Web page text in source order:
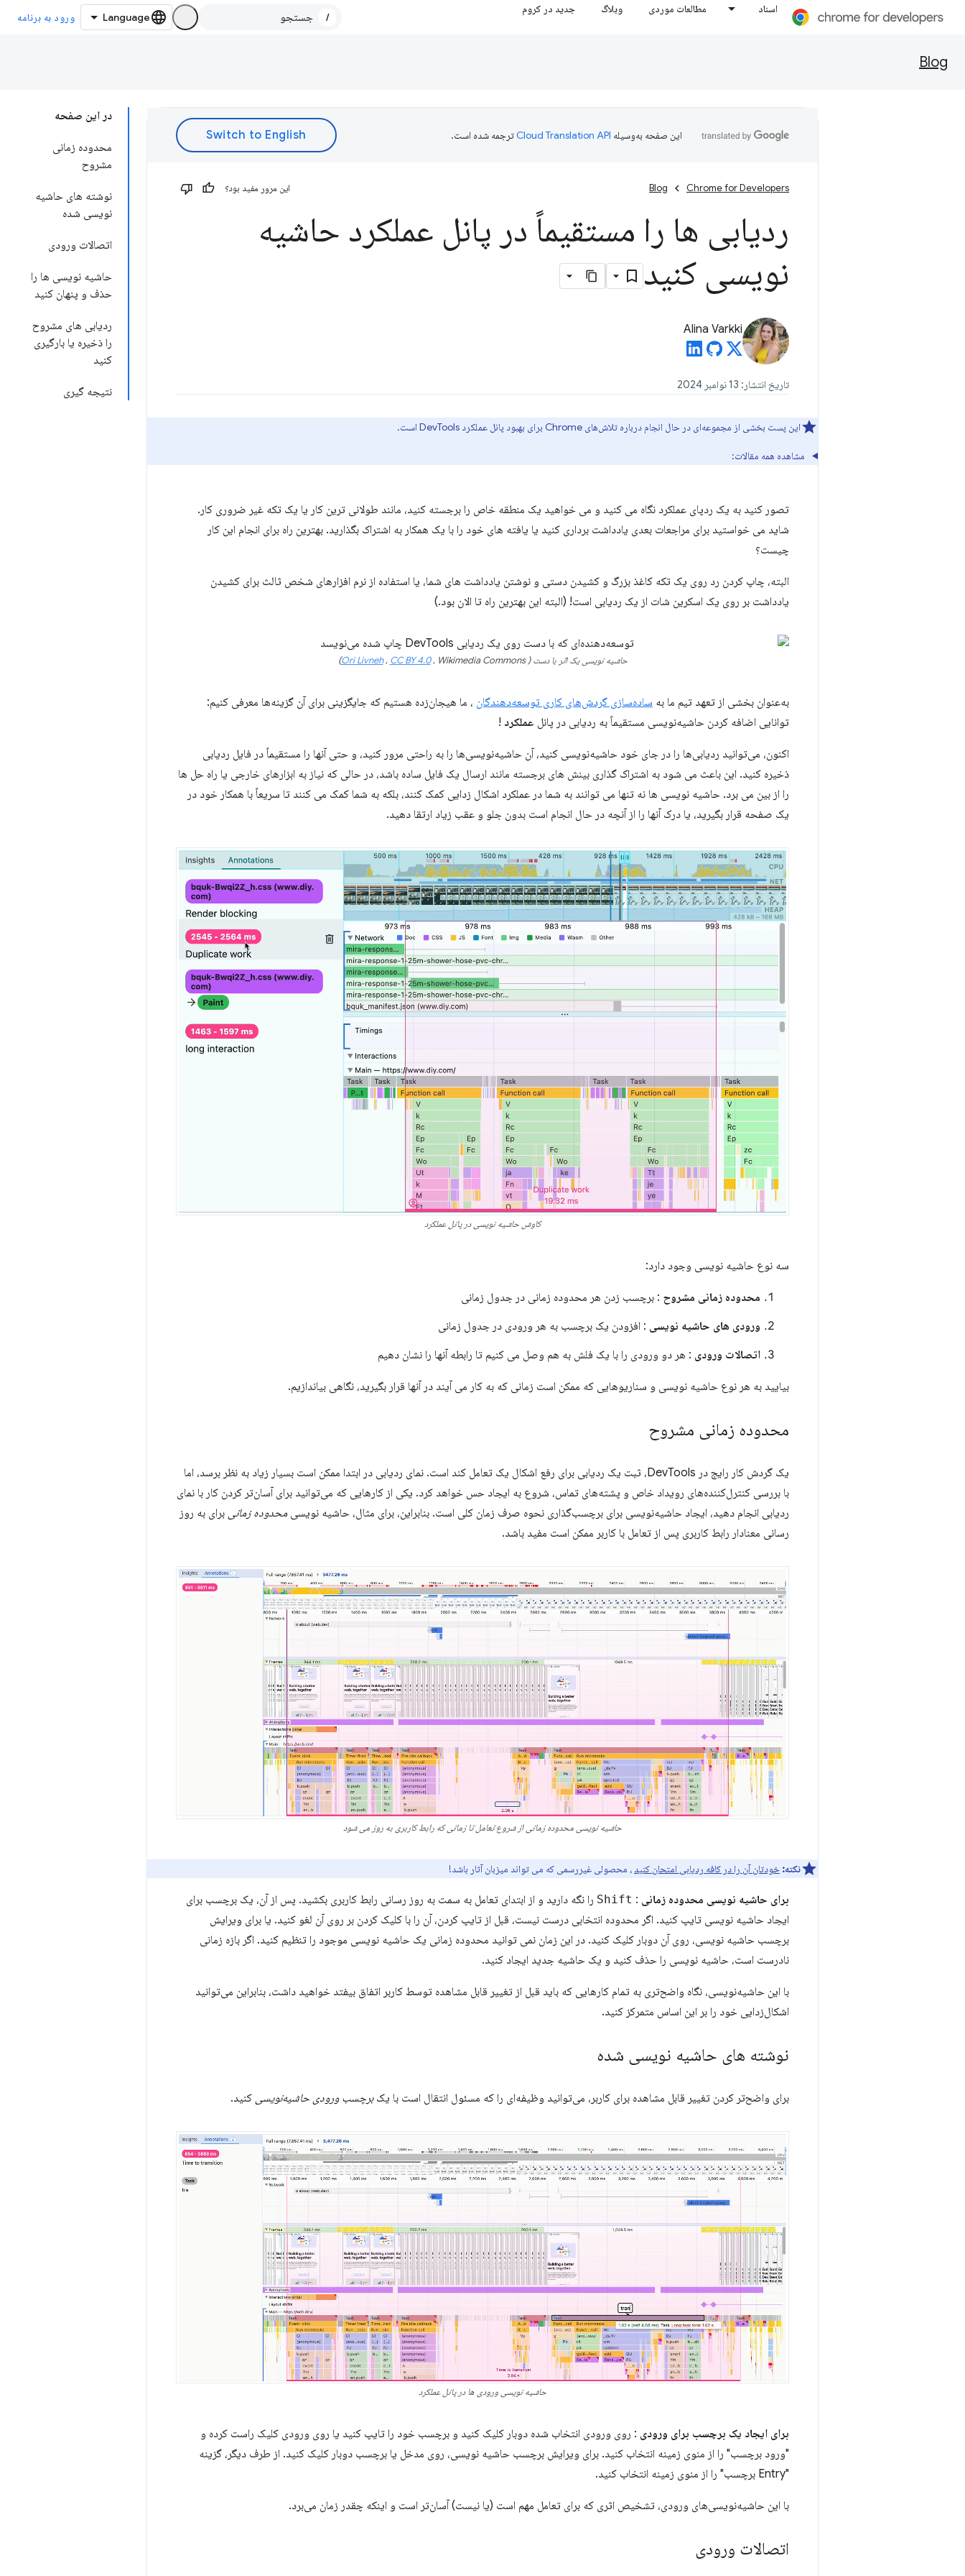
اسناد مطالعات موردی وبلاگ جدید در کروم
/ ورود به برنامه
Blog
در این صفحه
محدوده زمانی
مشروح
نوشته های حاشیه
نویسی شده
اتصالات ورودی
حاشیه نویسی ها را
حذف و پنهان کنید
ردیابی های مشروح
را ذخیره یا بارگیری
کنید
نتیجه گیری
این صفحه به‌وسیله ترجمه شده است.
Chrome for Developers
Blog این مرور مفید بود؟
ردیابی ها را مستقیماً در پانل عملکرد حاشیه
نویسی کنید
Alina Varkki
تاریخ انتشار: 13 نوامبر 2024
این پست بخشی از مجموعه‌ای در حال انجام درباره تلاش‌های Chrome برای بهبود پانل عملکرد DevTools است.
مشاهده همه مقالات:
تصور کنید به یک ردپای عملکرد نگاه می کنید و می خواهید یک منطقه خاص را برجسته کنید، مانند طولانی ترین کار یا یک تکه غیر ضروری کار.
شاید می خواستید برای مراجعات بعدی یادداشت برداری کنید یا یافته های خود را با یک همکار به اشتراک بگذارید. بهترین راه برای انجام این کار
چیست؟
البته، چاپ کردن رد روی یک تکه کاغذ بزرگ و کشیدن دستی و نوشتن یادداشت های شما، یا استفاده از نرم افزارهای شخص ثالث برای کشیدن
یادداشت بر روی یک اسکرین شات از یک ردیابی است! (البته این بهترین راه تا الان بود.)
حاشیه نویسی یک اثر با دست ( Ori Livneh، CC BY 4.0، Wikimedia Commons)
به‌عنوان بخشی از تعهد تیم ما به ساده‌سازی گردش‌های کاری توسعه‌دهندگان ، ما هیجان‌زده هستیم که جایگزینی برای آن گزینه‌ها معرفی کنیم:
توانایی اضافه کردن حاشیه‌نویسی مستقیماً به ردیابی در پانل عملکرد !
اکنون، می‌توانید ردیابی‌ها را در جای خود حاشیه‌نویسی کنید، آن حاشیه‌نویسی‌ها را به راحتی مرور کنید، و حتی آنها را مستقیماً در فایل ردیابی
ذخیره کنید. این باعث می شود به اشتراک گذاری بینش های برجسته مانند ارسال یک فایل ساده باشد، در حالی که نیاز به ابزارهای خارجی یا راه حل ها
را از بین می برد. حاشیه نویسی ها نه تنها می توانند به شما در عملکرد اشکال زدایی کمک کنند، بلکه به شما کمک می کنند تا سریعاً با همکار خود در
یک صفحه قرار بگیرید، یا درک آنها را از آنچه در حال انجام است بدون جلو و عقب زیاد ارتقا دهید.
کاوش حاشیه نویسی در پانل عملکرد
سه نوع حاشیه نویسی وجود دارد:
محدوده زمانی مشروح : برچسب زدن هر محدوده زمانی در جدول زمانی
ورودی های حاشیه نویسی : افزودن یک برچسب به هر ورودی در جدول زمانی
اتصالات ورودی : هر دو ورودی را با یک فلش به هم وصل می کنیم تا رابطه آنها را نشان دهیم
بیایید به هر نوع حاشیه نویسی و سناریوهایی که ممکن است زمانی که به کار می آیند در آنها قرار بگیرید، نگاهی بیاندازیم.
محدوده زمانی مشروح
یک گردش کار رایج در DevTools، ثبت یک ردیابی برای رفع اشکال یک تعامل کند است. نمای ردیابی در ابتدا ممکن است بسیار زیاد به نظر برسد، اما
با بررسی کنترل‌کننده‌های رویداد خاص و پشته‌های تماس، شروع به ایجاد حس خواهد کرد. یکی از کارهایی که می‌توانید برای آسان‌تر کردن کار با نمای
ردیابی انجام دهید، ایجاد حاشیه‌نویسی برای برچسب‌گذاری نحوه صرف زمان کلی است. بنابراین، برای مثال، حاشیه نویسی محدوده زمانی برای به روز
رسانی معنادار رابط کاربری پس از تعامل با کاربر ممکن است مفید باشد.
حاشیه نویسی محدوده زمانی از شروع تعامل تا زمانی که رابط کاربری به روز می شود
نکته: خودتان آن را در کافه ردیابی امتحان کنید ، محصولی غیررسمی که می تواند میزبان آثار باشد!
برای حاشیه نویسی محدوده زمانی :
Shift را نگه دارید و از ابتدای تعامل به سمت به روز رسانی رابط کاربری بکشید. پس از آن، یک برچسب برای
ایجاد حاشیه نویسی تایپ کنید. اگر محدوده انتخابی درست نیست، قبل از تایپ کردن، آن را با کلیک کردن بر روی آن لغو کنید. یا برای ویرایش
برچسب حاشیه نویسی، روی آن دوبار کلیک کنید. در این زمان نمی توانید محدوده زمانی یک حاشیه نویسی موجود را تنظیم کنید. اگر بازه زمانی
نادرست است، حاشیه نویسی را حذف کنید و یک حاشیه جدید ایجاد کنید.
با این حاشیه‌نویسی، نگاه واضح‌تری به تمام کارهایی که باید قبل از تغییر قابل مشاهده توسط کاربر اتفاق بیفتد خواهید داشت، بنابراین می‌توانید
اشکال‌زدایی خود را بر این اساس متمرکز کنید.
نوشته های حاشیه نویسی شده
برای واضح‌تر کردن تغییر قابل مشاهده برای کاربر، می‌توانید وظیفه‌ای را که مسئول انتقال است با یکبرچسب ورودی حاشیه‌نویسی کنید.
حاشیه نویسی ورودی ها در پانل عملکرد
برای ایجاد یک برچسب برای ورودی : روی ورودی انتخاب شده دوبار کلیک کنید و برچسب خود را تایپ کنید یا روی ورودی کلیک راست کرده و
"ورود برچسب" را از منوی زمینه انتخاب کنید. برای ویرایش برچسب حاشیه نویسی، روی مدخل یا برچسب دوبار کلیک کنید. از طرف دیگر، گزینه
"Entry برچسب" را از منوی زمینه انتخاب کنید.
با این حاشیه‌نویسی‌های ورودی، تشخیص اثری که برای تعامل مهم است (یا نیست) آسان‌تر است و اینکه چقدر زمان می‌برد.
اتصالات ورودی